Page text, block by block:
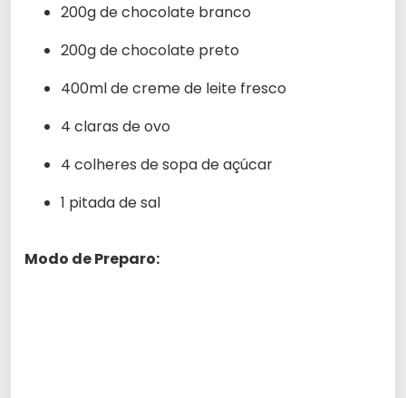
200g de chocolate branco
200g de chocolate preto
400ml de creme de leite fresco
4 claras de ovo
4 colheres de sopa de açúcar
1 pitada de sal
Modo de Preparo: